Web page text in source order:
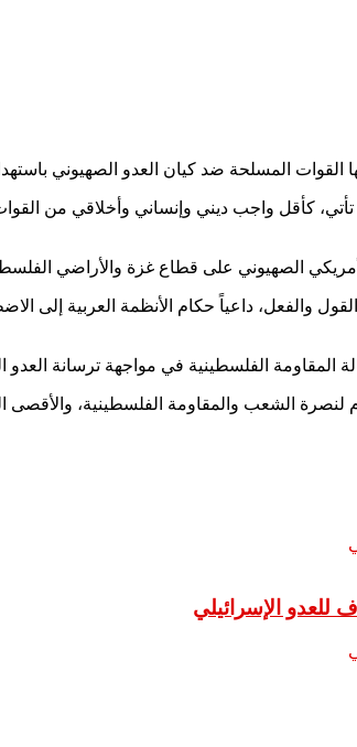
المسلحة ضد كيان العدو الصهيوني
كأقل واجب ديني وإنساني وأخلاقي من القوات
الصهيوني على قطاع غزة والأراضي
والفعل، داعياً حكام الأنظمة العربية إلى
الفلسطينية في مواجهة ترسانة العدو
الشعب والمقاومة الفلسطينية، والأقصى
الإسرائيلي